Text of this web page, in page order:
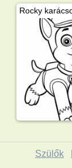
Szülők